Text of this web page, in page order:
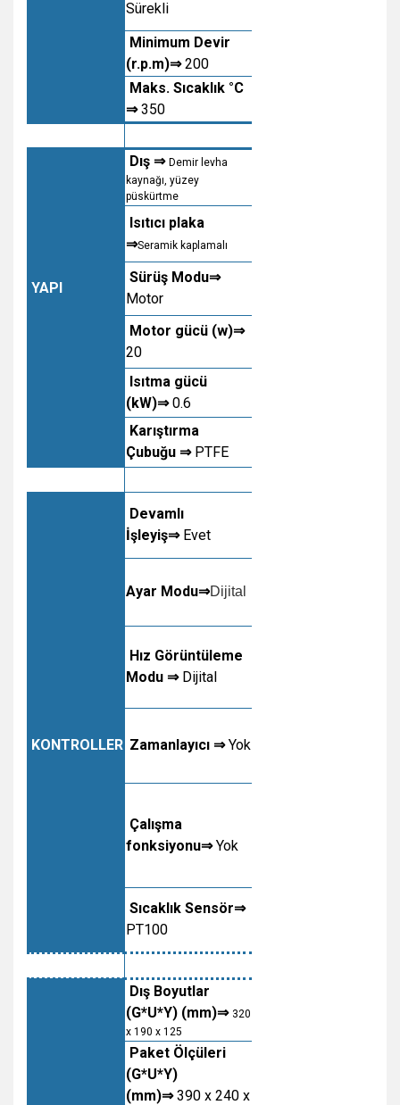
Sürekli
Minimum Devir
(r.p.m)⇒200
Maks. Sıcaklık °C
⇒350
Dış ⇒ Demir levha
kaynağı, yüzey
püskürtme
Isıtıcı plaka
⇒Seramik kaplamalı
YAPI
Sürüş Modu⇒
Motor
Motor gücü (w)⇒
20
Isıtma gücü
(kW)⇒0.6
Karıştırma
Çubuğu ⇒ PTFE
Devamlı
İşleyiş⇒ Evet
Ayar Modu⇒Dijital
Hız Görüntüleme
Modu ⇒ Dijital
KONTROLLER Zamanlayıcı ⇒Yok
Çalışma
fonksiyonu⇒Yok
Sıcaklık Sensör⇒
PT100
Dış Boyutlar
(G*U*Y) (mm)⇒ 320
x 190 x 125
Paket Ölçüleri
(G*U*Y)
(mm)⇒390 x 240 x